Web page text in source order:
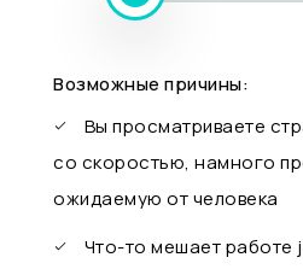
Возможные причины:
Вы просматриваете
со скоростью, намного
ожидаемую от человека
Что-то мешает работе